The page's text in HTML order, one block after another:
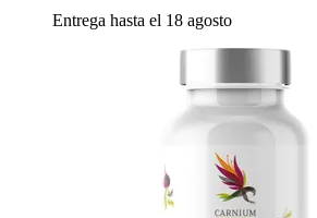
Entrega hasta el 18 agosto